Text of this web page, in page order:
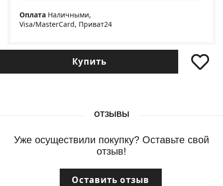
Оплата Наличными,
Visa/MasterCard, Приват24
Купить
ОТЗЫВЫ
Уже осуществили покупку? Оставьте свой
отзыв!
Оставить отзыв